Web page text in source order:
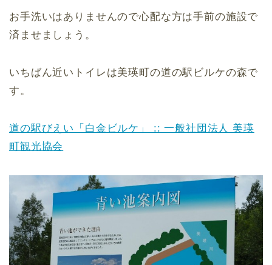
お手洗いはありませんので心配な方は手前の施設で
済ませましょう。
いちばん近いトイレは美瑛町の道の駅ビルケの森で
す。
道の駅びえい「白金ビルケ」 :: 一般社団法人 美瑛
町観光協会